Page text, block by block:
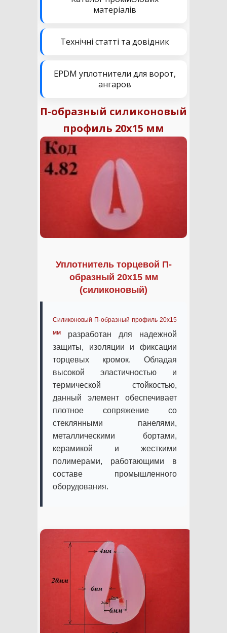
матеріалів
Технічні статті та довідник
EPDM уплотнители для ворот,
ангаров
П-образный силиконовый
профиль 20х15 мм
Уплотнитель торцевой П-
образный 20х15 мм
(силиконовый)
Силиконовый П-образный профиль 20х15
мм
разработан для надежной
защиты, изоляции и фиксации
торцевых кромок. Обладая
высокой эластичностью и
термической стойкостью,
данный элемент обеспечивает
плотное сопряжение со
стеклянными панелями,
металлическими бортами,
керамикой и жесткими
полимерами, работающими в
составе промышленного
оборудования.